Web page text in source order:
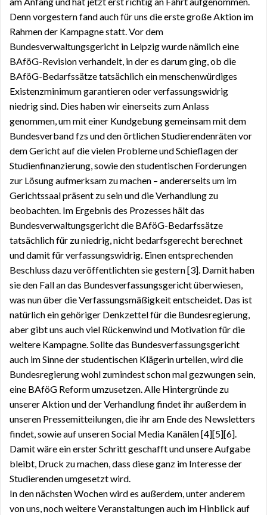
Denn vorgestern fand auch für uns die erste große Aktion im
Rahmen der Kampagne statt. Vor dem
Bundesverwaltungsgericht in Leipzig wurde nämlich eine
BAföG-Revision verhandelt, in der es darum ging, ob die
BAföG-Bedarfssätze tatsächlich ein menschenwürdiges
Existenzminimum garantieren oder verfassungswidrig
niedrig sind. Dies haben wir einerseits zum Anlass
genommen, um mit einer Kundgebung gemeinsam mit dem
Bundesverband fzs und den örtlichen Studierendenräten vor
dem Gericht auf die vielen Probleme und Schieflagen der
Studienfinanzierung, sowie den studentischen Forderungen
zur Lösung aufmerksam zu machen – andererseits um im
Gerichtssaal präsent zu sein und die Verhandlung zu
beobachten. Im Ergebnis des Prozesses hält das
Bundesverwaltungsgericht die BAföG-Bedarfssätze
tatsächlich für zu niedrig, nicht bedarfsgerecht berechnet
und damit für verfassungswidrig. Einen entsprechenden
Beschluss dazu veröffentlichten sie gestern [3]. Damit haben
sie den Fall an das Bundesverfassungsgericht überwiesen,
was nun über die Verfassungsmäßigkeit entscheidet. Das ist
natürlich ein gehöriger Denkzettel für die Bundesregierung,
aber gibt uns auch viel Rückenwind und Motivation für die
weitere Kampagne. Sollte das Bundesverfassungsgericht
auch im Sinne der studentischen Klägerin urteilen, wird die
Bundesregierung wohl zumindest schon mal gezwungen sein,
eine BAföG Reform umzusetzen. Alle Hintergründe zu
unserer Aktion und der Verhandlung findet ihr außerdem in
unseren Pressemitteilungen, die ihr am Ende des Newsletters
findet, sowie auf unseren Social Media Kanälen [4][5][6].
Damit wäre ein erster Schritt geschafft und unsere Aufgabe
bleibt, Druck zu machen, dass diese ganz im Interesse der
Studierenden umgesetzt wird.
In den nächsten Wochen wird es außerdem, unter anderem
von uns, noch weitere Veranstaltungen auch im Hinblick auf